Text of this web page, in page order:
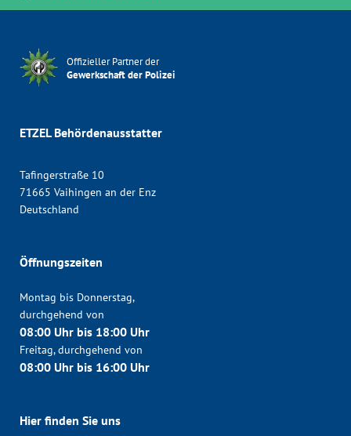
Offizieller Partner der
Gewerkschaft der Polizei
ETZEL Behördenausstatter
Tafingerstraße 10
71665 Vaihingen an der Enz
Deutschland
Öffnungszeiten
Montag bis Donnerstag,
durchgehend von
08:00 Uhr bis 18:00 Uhr
Freitag, durchgehend von
08:00 Uhr bis 16:00 Uhr
Hier finden Sie uns